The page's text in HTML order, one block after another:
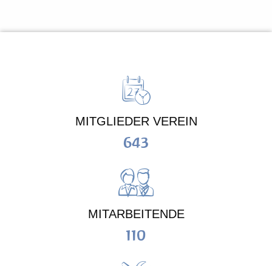
MITGLIEDER VEREIN
643
MITARBEITENDE
110